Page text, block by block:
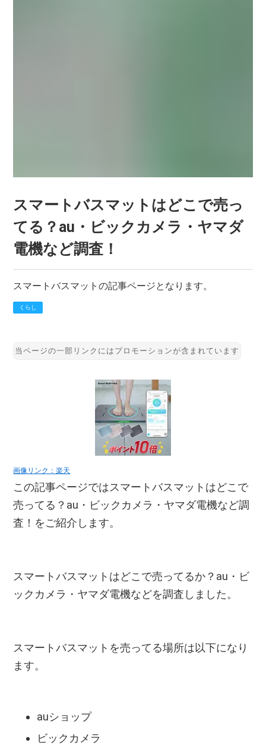
スマートバスマットはどこで売っ
てる？au・ビックカメラ・ヤマダ
電機など調査！
スマートバスマットの記事ページとなります。
くらし
画像リンク：楽天
この記事ページではスマートバスマットはどこで
売ってる？au・ビックカメラ・ヤマダ電機など調
査！をご紹介します。
スマートバスマットはどこで売ってるか？au・ビ
ックカメラ・ヤマダ電機などを調査しました。
スマートバスマットを売ってる場所は以下になり
ます。
auショップ
ビックカメラ